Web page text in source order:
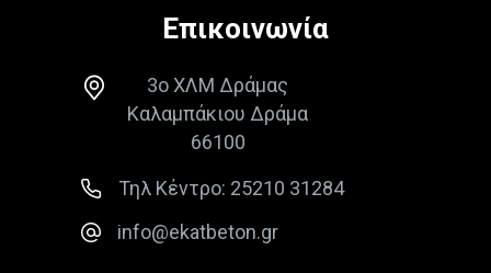
Επικοινωνία
3ο ΧΛΜ Δράμας
Καλαμπάκιου Δράμα
66100
Τηλ Κέντρο: 25210 31284
info@ekatbeton.gr